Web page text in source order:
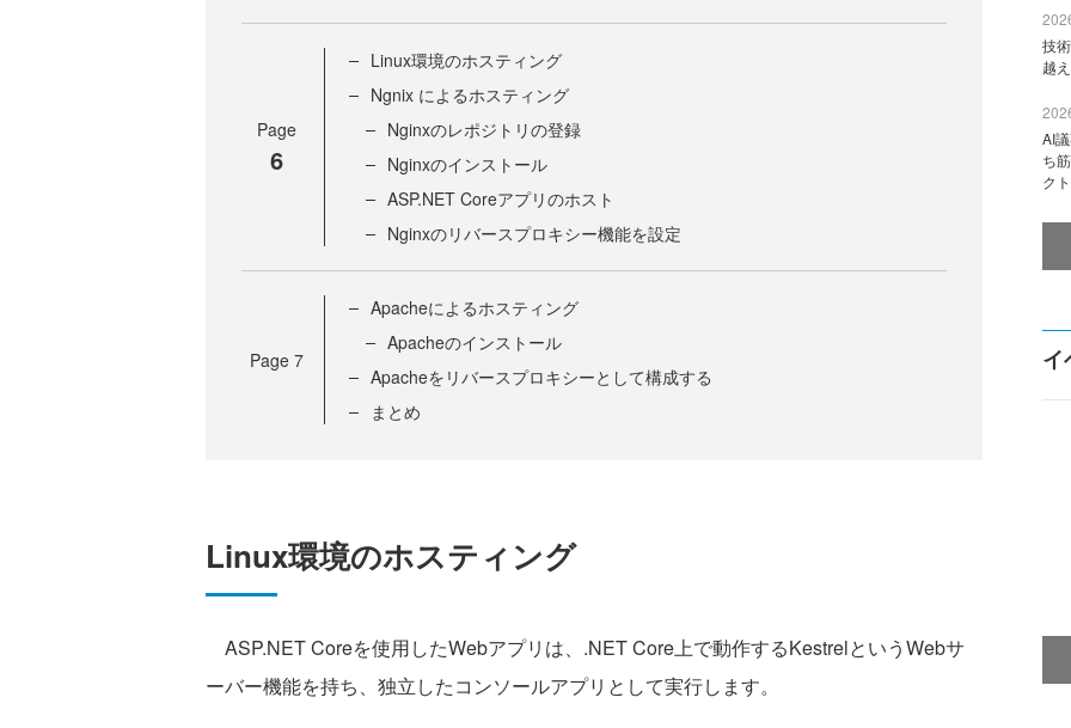
Page
6
Linux環境のホスティング
Ngnix によるホスティング
Nginxのレポジトリの登録
Nginxのインストール
ASP.NET Coreアプリのホスト
Nginxのリバースプロキシー機能を設定
Page 7
Apacheによるホスティング
Apacheのインストール
Apacheをリバースプロキシーとして構成する
まとめ
Linux環境のホスティング
ASP.NET Coreを使用したWebアプリは、.NET Core上で動作するKestrelというWebサ
ーバー機能を持ち、独立したコンソールアプリとして実行します。
技
越
AI
ち
ク
イ